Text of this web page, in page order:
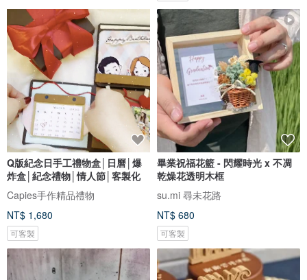
Q版紀念日手工禮物盒│日曆│爆
炸盒│紀念禮物│情人節│客製化
Capies手作精品禮物
NT$ 1,680
可客製
畢業祝福花籃 - 閃耀時光 x 不凋
乾燥花透明木框
su.mi 尋未花路
NT$ 680
可客製